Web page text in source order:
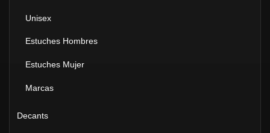
Unisex
Estuches Hombres
Estuches Mujer
Marcas
Decants